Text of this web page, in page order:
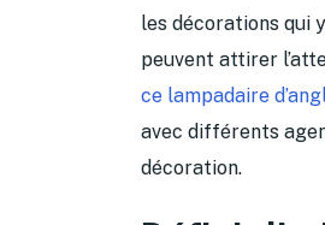
les décorations qui
peuvent attirer
ce lampadaire
avec différents
décoration.